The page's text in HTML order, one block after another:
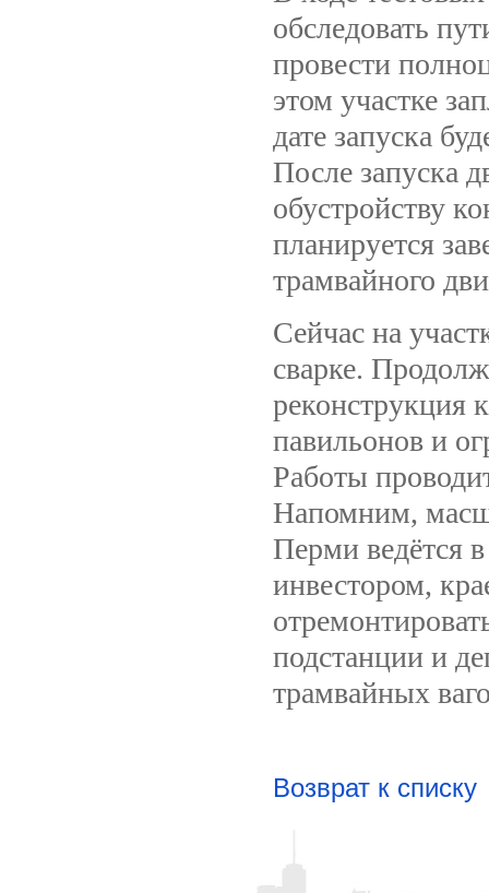
обследовать
провести
этом участке
дате запуска
После запуска
обустройству
планируется
трамвайного
Сейчас на
сварке.
реконструкция
павильонов и
Работы
Напомним,
Перми ведётся
инвестором,
подстанции и
трамвайных
Возврат к списку